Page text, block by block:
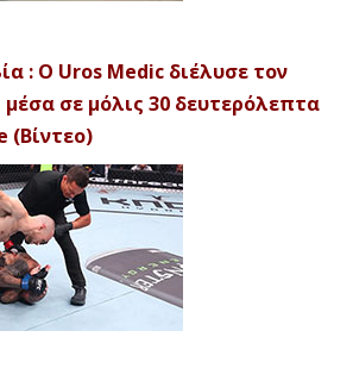
: Ο Uros Medic διέλυσε τον
σε μόλις 30 δευτερόλεπτα
(Βίντεο)